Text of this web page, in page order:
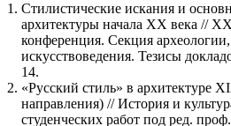
Стилистические искания и
архитектуры начала XX века //
конференция. Секция
искусствоведения. Тезисы
14.
«Русский стиль» в архитектуре
направления) // История и
студенческих работ под ред.